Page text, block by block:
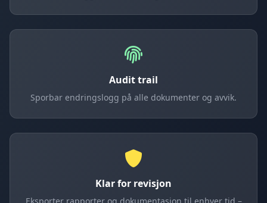
Audit trail
Sporbar endringslogg på alle dokumenter og avvik.
Klar for revisjon